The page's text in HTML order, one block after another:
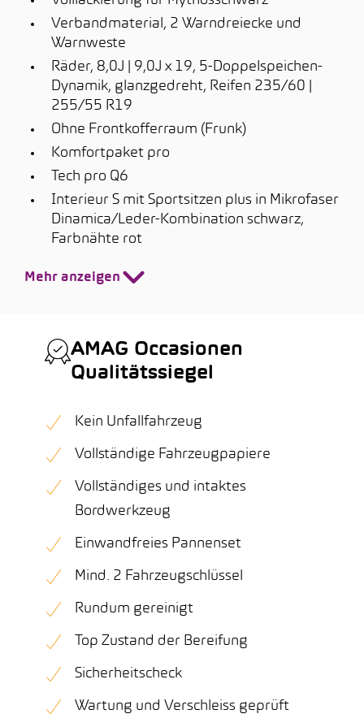
Verbandmaterial, 2 Warndreiecke und
Warnweste
Räder, 8,0J | 9,0J x 19, 5-Doppelspeichen-
Dynamik, glanzgedreht, Reifen 235/60 |
255/55 R19
Ohne Frontkofferraum (Frunk)
Komfortpaket pro
Tech pro Q6
Interieur S mit Sportsitzen plus in Mikrofaser
Dinamica/Leder-Kombination schwarz,
Farbnähte rot
Mehr anzeigen
AMAG Occasionen
Qualitätssiegel
Kein Unfallfahrzeug
Vollständige Fahrzeugpapiere
Vollständiges und intaktes
Bordwerkzeug
Einwandfreies Pannenset
Mind. 2 Fahrzeugschlüssel
Rundum gereinigt
Top Zustand der Bereifung
Sicherheitscheck
Wartung und Verschleiss geprüft